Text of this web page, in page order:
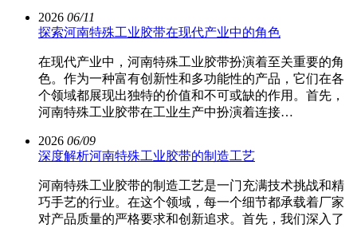
2026 06/11
探索河南特殊工业胶带在现代产业中的角色
在现代产业中，河南特殊工业胶带扮演着至关重要的角
色。作为一种富有创新性和多功能性的产品，它们在各
个领域都展现出独特的价值和不可或缺的作用。首先，
河南特殊工业胶带在工业生产中扮演着连接…
2026 06/09
深度解析河南特殊工业胶带的制造工艺
河南特殊工业胶带的制造工艺是一门充满技术挑战和精
巧手艺的行业。在这个领域，每一个细节都承载着厂家
对产品质量的严格要求和创新追求。首先，我们深入了